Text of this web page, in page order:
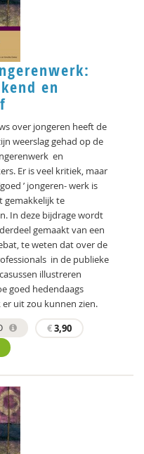
en
over jongeren heeft de
weerslag gehad op de
en
Er is veel kritiek, maar
’ jongeren- werk is
gemakkelijk te
In deze bijdrage wordt
gemaakt van een
te weten dat over de
in de publieke
illustreren
goed hedendaags
uit zou kunnen zien.
€3,90